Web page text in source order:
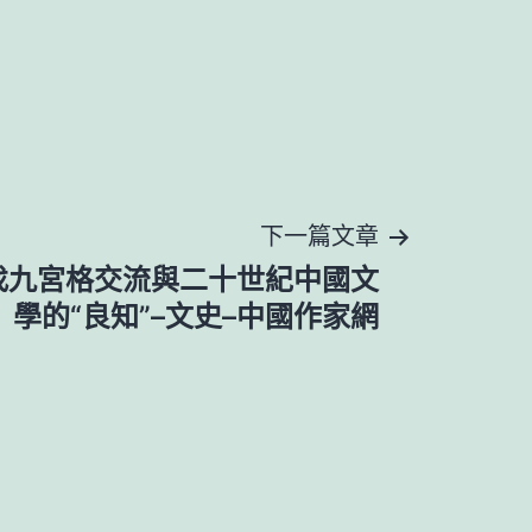
下一篇文章
宮格交流與二十世紀中國文
學的“良知”–文史–中國作家網